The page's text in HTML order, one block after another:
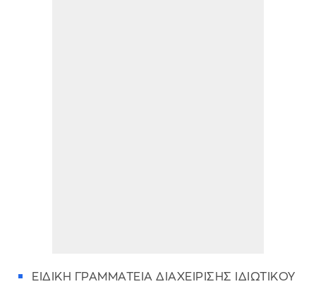
ΕΙΔΙΚΗ ΓΡΑΜΜΑΤΕΙΑ ΔΙΑΧΕΙΡΙΣΗΣ ΙΔΙΩΤΙΚΟΥ